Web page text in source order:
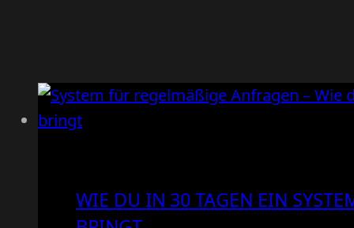
WIE DU IN 30 TAGEN EIN